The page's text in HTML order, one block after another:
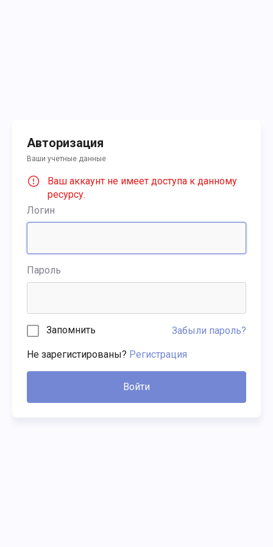
Авторизация
Ваши учетные данные
Ваш аккаунт не имеет доступа к данному
ресурсу.
Логин
Пароль
Запомнить Забыли пароль?
Не зарегистированы? Регистрация